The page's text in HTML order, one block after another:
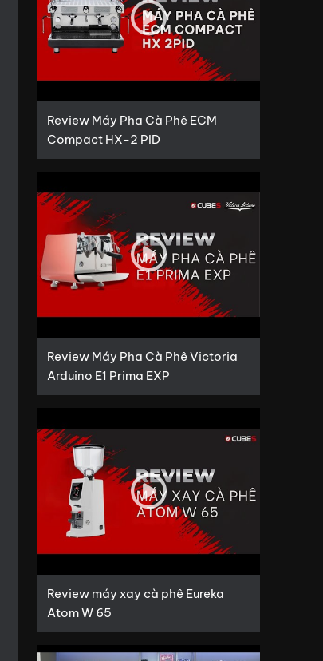
Review Máy Pha Cà Phê ECM
Compact HX-2 PID
Review Máy Pha Cà Phê Victoria
Arduino E1 Prima EXP
Review máy xay cà phê Eureka
Atom W 65